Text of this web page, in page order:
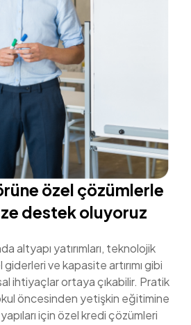
özel çözümlerle
destek oluyoruz
altyapı yatırımları, teknolojik
ve kapasite artırımı gibi
ihtiyaçlar ortaya çıkabilir. Pratik
öncesinden yetişkin eğitimine
için özel kredi çözümleri